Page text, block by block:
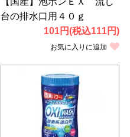
台の排水口用４０ｇ
101円(税込111円)
お気に入りに追加